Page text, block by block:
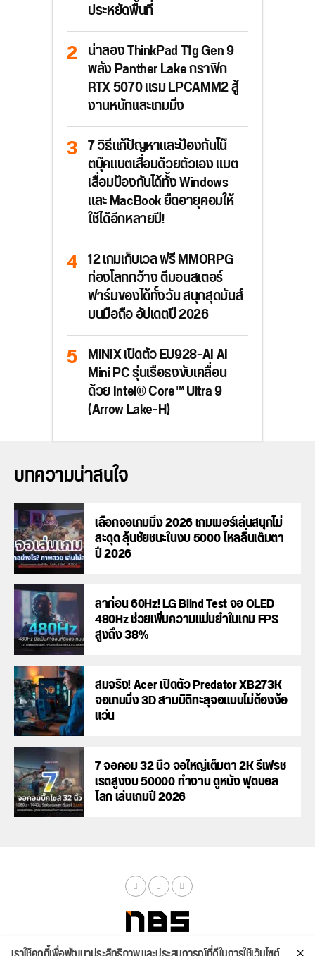
ประหยัดพื้นที่
น่าลอง ThinkPad T1g Gen 9
พลัง Panther Lake กราฟิก
RTX 5070 แรม LPCAMM2 สู้
งานหนักและเกมมิ่ง
7 วิธีแก้ปัญหาและป้องกันโน๊
ตบุ๊คแบตเสื่อมด้วยตัวเอง แบต
เสื่อมป้องกันได้ทั้ง Windows
และ MacBook ยืดอายุคอมให้
ใช้ได้อีกหลายปี!
12 เกมเก็บเวล ฟรี MMORPG
ท่องโลกกว้าง ตีมอนสเตอร์
ฟาร์มของได้ทั้งวัน สนุกสุดมันส์
บนมือถือ อัปเดตปี 2026
MINIX เปิดตัว EU928-AI AI
Mini PC รุ่นเรือธงขับเคลื่อน
ด้วย Intel® Core™ Ultra 9
(Arrow Lake-H)
บทความน่าสนใจ
เลือกจอเกมมิ่ง 2026 เกมเมอร์เล่นสนุกไม่
สะดุด ลุ้นชัยชนะในงบ 5000 ไหลลื่นเต็มตา
ปี 2026
ลาก่อน 60Hz! LG Blind Test จอ OLED
480Hz ช่วยเพิ่มความแม่นยำในเกม FPS
สูงถึง 38%
สมจริง! Acer เปิดตัว Predator XB273K
จอเกมมิ่ง 3D สามมิติทะลุจอแบบไม่ต้องง้อ
แว่น
7 จอคอม 32 นิ้ว จอใหญ่เต็มตา 2K รีเฟรช
เรตสูงงบ 50000 ทำงาน ดูหนัง ฟุตบอล
โลก เล่นเกมปี 2026